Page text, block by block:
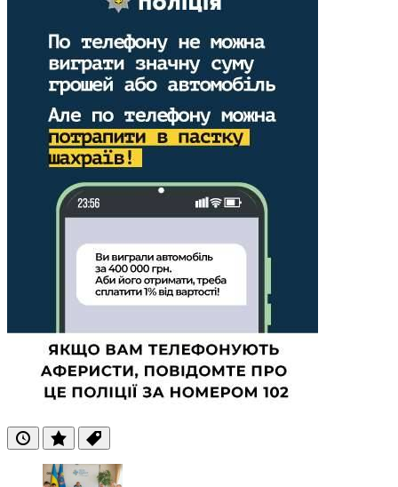
ОстанніПопулярні
Теги